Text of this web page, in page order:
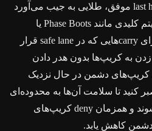
کريپ‌ها شکل می‌گیرد. هر last hit موفق، طلایی به جیب می‌آورد
که می‌تواند تفاوت خرید یک آیتم کلیدی مانند Phase Boots یا
Power Treads را رقم بزند. برای carryهایی که در safe lane قرار
به کريپ‌ها بدون هدر دادن
کريپ‌های دشمن در حال نزدیک
کنید تا سلامت آن‌ها به محدوده‌ای
برسد که با یک ضربه کشته شوند و همزمان deny کريپ‌های
دشمن کاهش یابد.